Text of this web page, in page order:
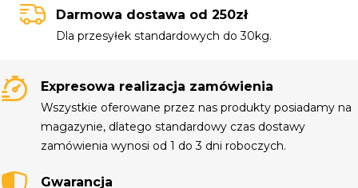
Darmowa dostawa od 250zł
Dla przesyłek standardowych do 30kg.
Expresowa realizacja zamówienia
Wszystkie oferowane przez nas produkty posiadamy na
magazynie, dlatego standardowy czas dostawy
zamówienia wynosi od 1 do 3 dni roboczych.
Gwarancja